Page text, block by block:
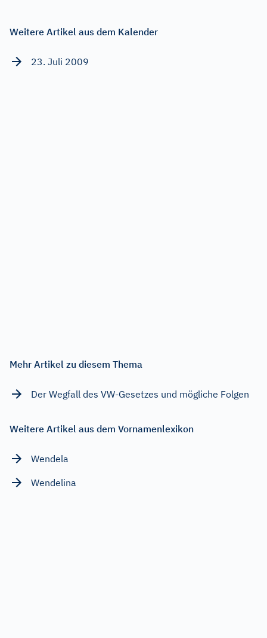
Weitere Artikel aus dem Kalender
23. Juli 2009
Mehr Artikel zu diesem Thema
Der Wegfall des VW-Gesetzes und mögliche Folgen
Weitere Artikel aus dem Vornamenlexikon
Wendela
Wendelina